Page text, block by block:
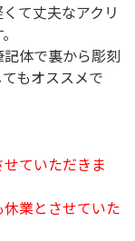
て丈夫なアクリ
体で裏から彫刻
もオススメで
ていただきま
業とさせていた